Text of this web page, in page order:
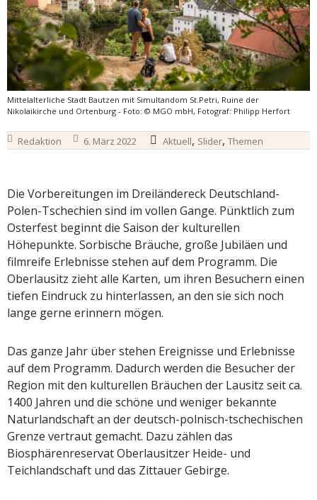
Mittelalterliche Stadt Bautzen mit Simultandom St.Petri, Ruine der
Nikolaikirche und Ortenburg - Foto: © MGO mbH, Fotograf: Philipp Herfort
Redaktion 6. März 2022 Aktuell, Slider, Themen
Die Vorbereitungen im Dreiländereck Deutschland-
Polen-Tschechien sind im vollen Gange. Pünktlich zum
Osterfest beginnt die Saison der kulturellen
Höhepunkte. Sorbische Bräuche, große Jubiläen und
filmreife Erlebnisse stehen auf dem Programm. Die
Oberlausitz zieht alle Karten, um ihren Besuchern einen
tiefen Eindruck zu hinterlassen, an den sie sich noch
lange gerne erinnern mögen.
Das ganze Jahr über stehen Ereignisse und Erlebnisse
auf dem Programm. Dadurch werden die Besucher der
Region mit den kulturellen Bräuchen der Lausitz seit ca.
1400 Jahren und die schöne und weniger bekannte
Naturlandschaft an der deutsch-polnisch-tschechischen
Grenze vertraut gemacht. Dazu zählen das
Biosphärenreservat Oberlausitzer Heide- und
Teichlandschaft und das Zittauer Gebirge.